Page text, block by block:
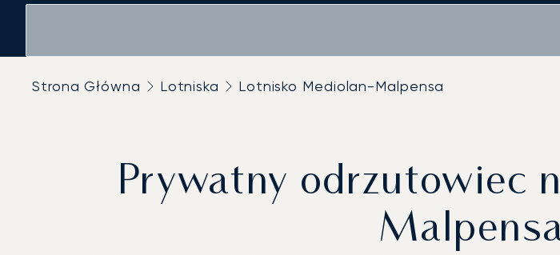
Strona Główna Lotniska Lotnisko Mediolan-Malpensa
Prywatny odrzutowiec